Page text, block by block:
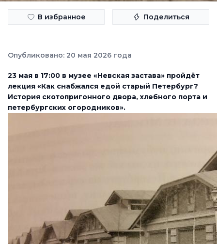
В избранное Поделиться
Опубликовано: 20 мая 2026 года
23 мая в 17:00 в музее «Невская застава» пройдёт
лекция «Как снабжался едой старый Петербург?
История скотопригонного двора, хлебного порта и
петербургских огородников».